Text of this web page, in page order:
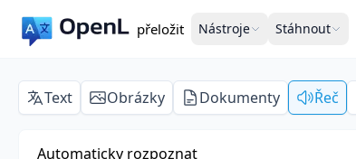
přeložit Nástroje Stáhnout
Text Obrázky Dokumenty Řeč
Automaticky rozpoznat